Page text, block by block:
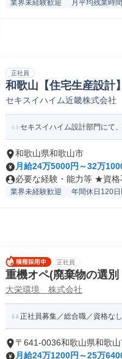
業界未経験歓迎 月平均残業時
正社員
和歌山【住宅生産設計
その他建築設計/デザイ
セキスイハイム近畿株式会社
セキスイハイム設計部門にて
和歌山県和歌山市
月給24万5000円～32万
必要な経験・能力等 ★資格
業界未経験歓迎 年間休日120日
正社員
重機オペ(廃棄物の選
大栄環境 株式会社
正社員募集／総合職／資格な
〒641-0036和歌山県和歌
月給24万1200円～25万